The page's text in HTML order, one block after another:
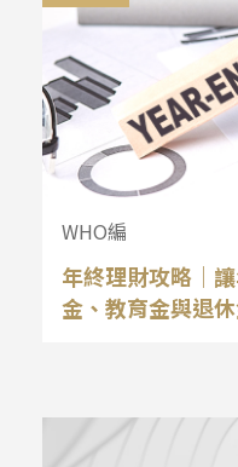
WHO編
年終理財攻略｜
金、教育金與退